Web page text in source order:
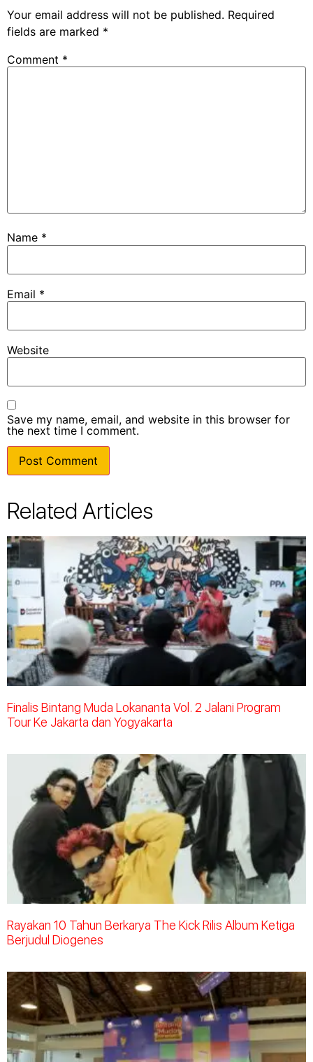
Your email address will not be published. Required
fields are marked *
Comment *
Name *
Email *
Website
Save my name, email, and website in this browser for
the next time I comment.
Related Articles
Finalis Bintang Muda Lokananta Vol. 2 Jalani Program
Tour Ke Jakarta dan Yogyakarta
Rayakan 10 Tahun Berkarya The Kick Rilis Album Ketiga
Berjudul Diogenes